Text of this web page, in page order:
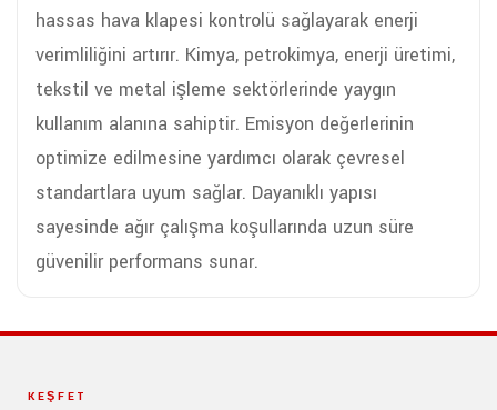
hassas hava klapesi kontrolü sağlayarak enerji
verimliliğini artırır. Kimya, petrokimya, enerji üretimi,
tekstil ve metal işleme sektörlerinde yaygın
kullanım alanına sahiptir. Emisyon değerlerinin
optimize edilmesine yardımcı olarak çevresel
standartlara uyum sağlar. Dayanıklı yapısı
sayesinde ağır çalışma koşullarında uzun süre
güvenilir performans sunar.
KEŞFET